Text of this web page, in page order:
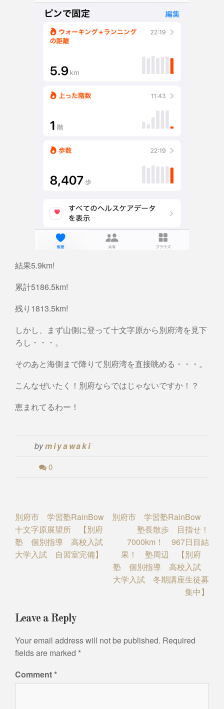
結果5.9km!
累計5186.5km!
残り1813.5km!
しかし、まず山側に登って十文字原から別府湾を見下
ろし・・・。
そのあと海側まで降りて別府湾を直接眺める・・・。
こんなぜいたく！別府ならではじゃないですか！？
恵まれてるわー！
bymiyawaki
0
Post
navigation
別府市 学習塾RainBow
十文字原展望所 【別府
塾 個別指導 高校入試
大学入試 自習室完備】
別府市 学習塾RainBow
塾長散歩 目指せ！
7000km！ 967日目結
果！ 塾周辺 【別府
塾 個別指導 高校入試
大学入試 冬期講座生徒募
集中】
Leave a Reply
Your email address will not be published. Required
fields are marked *
Comment*